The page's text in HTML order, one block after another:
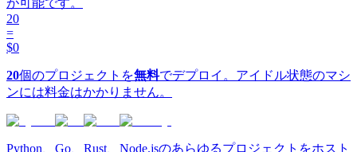
20
=
$0
20個のプロジェクトを無料でデプロイ。アイドル状態のマシ
ンには料金はかかりません。
Python、Go、Rust、Node.jsのあらゆるプロジェクトをホスト